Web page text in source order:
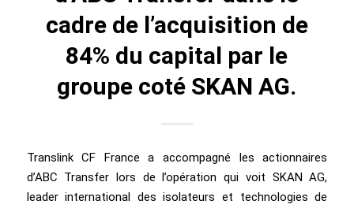
cadre de l’acquisition de
84% du capital par le
groupe coté SKAN AG.
Translink CF France a accompagné les actionnaires
d’ABC Transfer lors de l’opération qui voit SKAN AG,
leader international des isolateurs et technologies de